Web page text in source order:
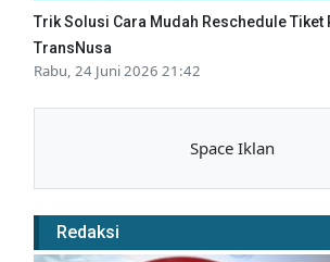
Trik Solusi Cara Mudah Reschedule Tiket
TransNusa
Rabu, 24 Juni 2026 21:42
Space Iklan
Redaksi